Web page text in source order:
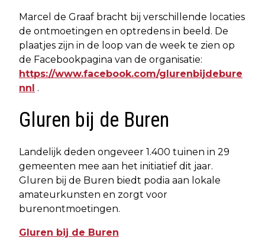
Marcel de Graaf bracht bij verschillende locaties
de ontmoetingen en optredens in beeld. De
plaatjes zijn in de loop van de week te zien op
de Facebookpagina van de organisatie:
https://www.facebook.com/glurenbijdebure
nnl .
Gluren bij de Buren
Landelijk deden ongeveer 1.400 tuinen in 29
gemeenten mee aan het initiatief dit jaar.
Gluren bij de Buren biedt podia aan lokale
amateurkunsten en zorgt voor
burenontmoetingen.
Gluren bij de Buren